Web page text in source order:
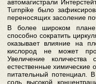
автомагистрали
Turnpike было
переносящих засоление
В более широком плане
способно сократить
оказывает влияние на
кислород не может
Увеличение
естественные
питательный потенциал.
соль высокой